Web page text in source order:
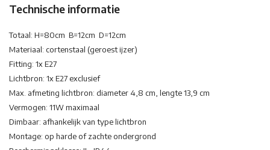
Technische informatie
Totaal: H=80cm B=12cm D=12cm
Materiaal: cortenstaal (geroest ijzer)
Fitting: 1x E27
Lichtbron: 1x E27 exclusief
Max. afmeting lichtbron: diameter 4,8 cm, lengte 13,9 cm
Vermogen: 11W maximaal
Dimbaar: afhankelijk van type lichtbron
Montage: op harde of zachte ondergrond